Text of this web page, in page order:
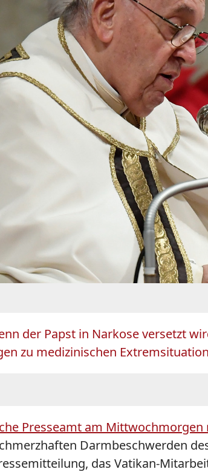
der Papst in Narkose versetzt
zu medizinischen
Presseamt am Mittwochmorgen
Darmbeschwerden
das Vatikan-